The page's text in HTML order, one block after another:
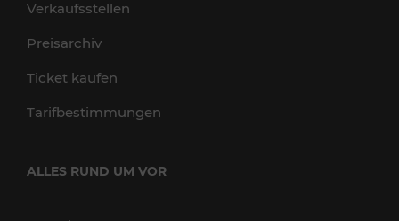
Verkaufsstellen
Preisarchiv
Ticket kaufen
Tarifbestimmungen
ALLES RUND UM VOR